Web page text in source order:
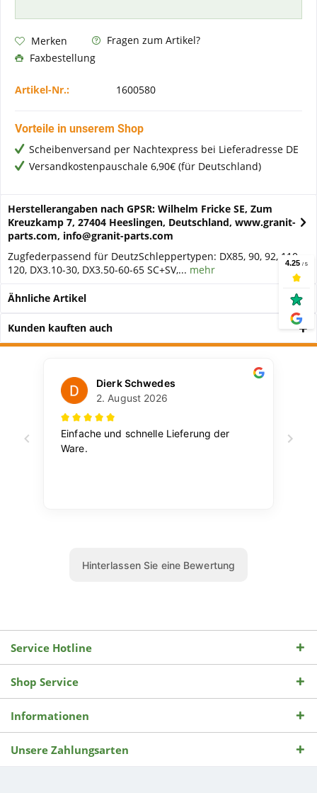
Merken
Fragen zum Artikel?
Faxbestellung
Artikel-Nr.: 1600580
Vorteile in unserem Shop
Scheibenversand per Nachtexpress bei Lieferadresse DE
Versandkostenpauschale 6,90€ (für Deutschland)
Herstellerangaben nach GPSR: Wilhelm Fricke SE, Zum
Kreuzkamp 7, 27404 Heeslingen, Deutschland, www.granit-
parts.com, info@granit-parts.com
Zugfederpassend für DeutzSchleppertypen: DX85, 90, 92, 110,
120, DX3.10-30, DX3.50-60-65 SC+SV,... mehr
Ähnliche Artikel
Kunden kauften auch
Service Hotline
Shop Service
Informationen
Unsere Zahlungsarten